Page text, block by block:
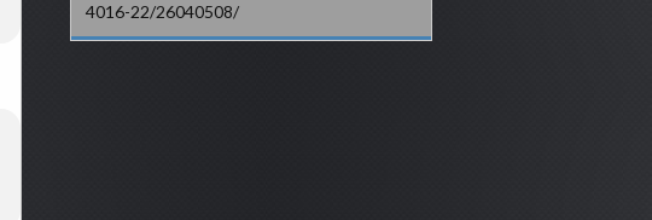
4016-22/26040508/